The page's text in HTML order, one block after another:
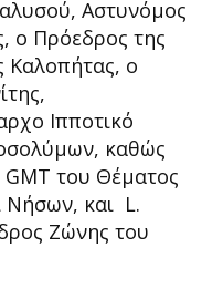
Αστυνόμος
ο Πρόεδρος της
Καλοπήτας, ο
Ιπποτικό
καθώς
του Θέματος
Νήσων, και L.
Ζώνης του